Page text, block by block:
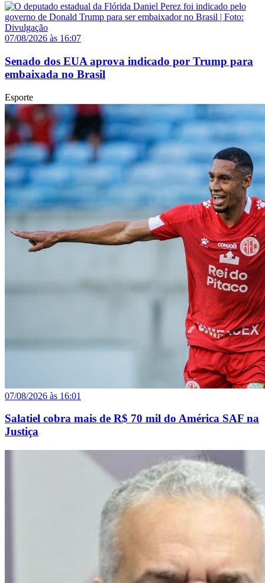
07/08/2026 às 16:07
Senado dos EUA aprova indicado por Trump para
embaixada no Brasil
Esporte
07/08/2026 às 16:01
Salatiel cobra mais de R$ 70 mil do América SAF na
Justiça